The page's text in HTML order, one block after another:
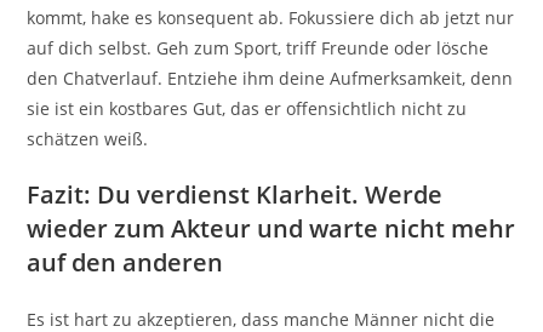
kommt, hake es konsequent ab. Fokussiere dich ab jetzt nur
auf dich selbst. Geh zum Sport, triff Freunde oder lösche
den Chatverlauf. Entziehe ihm deine Aufmerksamkeit, denn
sie ist ein kostbares Gut, das er offensichtlich nicht zu
schätzen weiß.
Fazit: Du verdienst Klarheit. Werde
wieder zum Akteur und warte nicht mehr
auf den anderen
Es ist hart zu akzeptieren, dass manche Männer nicht die